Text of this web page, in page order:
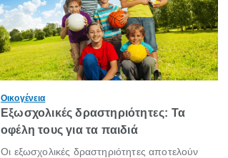
Οικογένεια
Εξωσχολικές δραστηριότητες: Τα
οφέλη τους για τα παιδιά
Οι εξωσχολικές δραστηριότητες αποτελούν